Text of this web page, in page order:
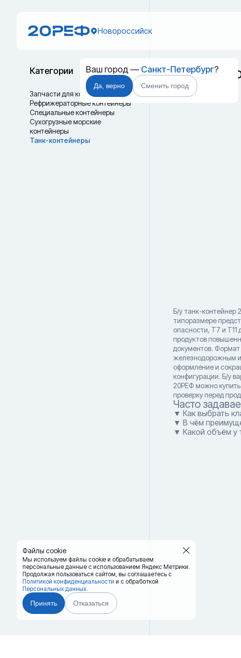
Новороссийск
Ваш город — Санкт-Петербург?
Да, верно Сменить город
Файлы cookie
Мы используем файлы cookie и обрабатываем
персональные данные с использованием Яндекс Метрики.
Продолжая пользоваться сайтом, вы соглашаетесь с
Политикой конфиденциальности и с обработкой
Персональных данных.
Принять Отказаться
Категории
Запчасти для контейнеров
Рефрижераторные контейнеры
Специальные контейнеры
Cухогрузные морские
контейнеры
Танк-контейнеры
Б/у танк-
Б/у танк-контейнер
типоразмере
опасности, T7 и
продуктов
документов.
железнодорожным и
оформление и
конфигурации. Б/у
20РЕФ можно купить
проверку перед
Часто
▼ Как выбрать
▼ В чём
▼ Какой объём у